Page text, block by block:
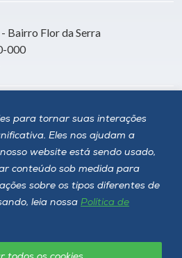
para tornar suas interações
Eles nos ajudam a
website está sendo usado,
conteúdo sob medida para
sobre os tipos diferentes de
leia nossa Política de
Bairro Flor da Serra
000